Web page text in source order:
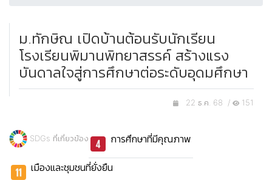
ม.ทักษิณ เปิดบ้านต้อนรับนักเรียน
โรงเรียนพิมานพิทยาสรรค์ สร้างแรง
บันดาลใจสู่การศึกษาต่อระดับอุดมศึกษา
22 ธ.ค. 68 / 151
SDGs ที่เกี่ยวข้อง การศึกษาที่มีคุณภาพ
เมืองและชุมชนที่ยั่งยืน